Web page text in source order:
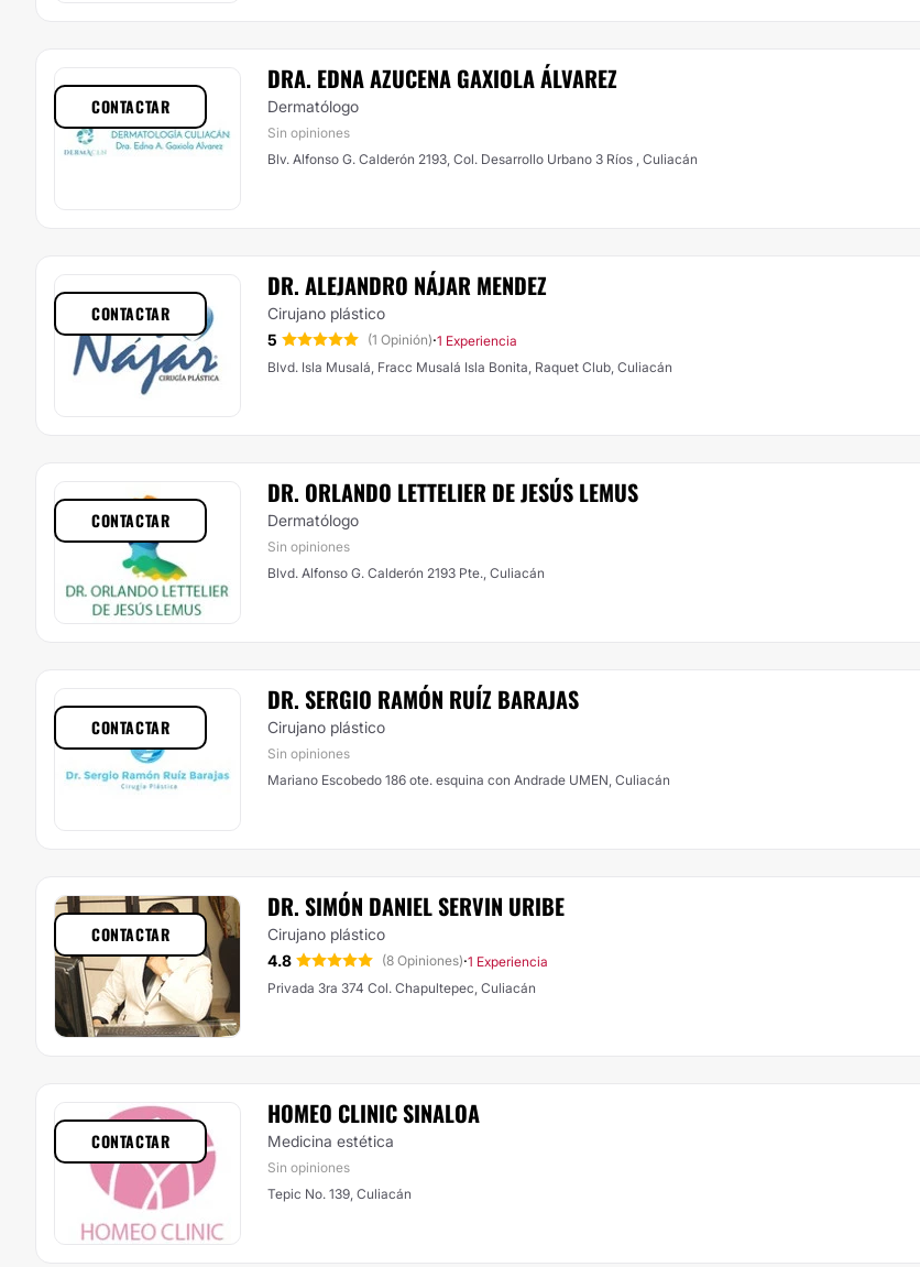
DRA. EDNA AZUCENA GAXIOLA ÁLVAREZ
Dermatólogo
Sin opiniones
Blv. Alfonso G. Calderón 2193, Col. Desarrollo Urbano 3 Ríos , Culiacán
CONTACTAR
DR. ALEJANDRO NÁJAR MENDEZ
Cirujano plástico
5
(1 Opinión)·1 Experiencia
Blvd. Isla Musalá, Fracc Musalá Isla Bonita, Raquet Club, Culiacán
CONTACTAR
DR. ORLANDO LETTELIER DE JESÚS LEMUS
Dermatólogo
Sin opiniones
Blvd. Alfonso G. Calderón 2193 Pte., Culiacán
CONTACTAR
DR. SERGIO RAMÓN RUÍZ BARAJAS
Cirujano plástico
Sin opiniones
Mariano Escobedo 186 ote. esquina con Andrade UMEN, Culiacán
CONTACTAR
DR. SIMÓN DANIEL SERVIN URIBE
Cirujano plástico
4.8
(8 Opiniones)·1 Experiencia
Privada 3ra 374 Col. Chapultepec, Culiacán
CONTACTAR
HOMEO CLINIC SINALOA
Medicina estética
Sin opiniones
Tepic No. 139, Culiacán
CONTACTAR